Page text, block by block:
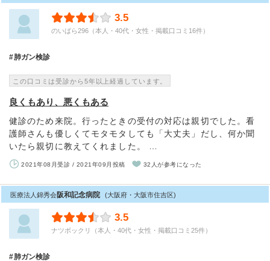
3.5
のいばら296（本人・40代・女性・掲載口コミ16件）
肺ガン検診
この口コミは受診から5年以上経過しています。
良くもあり、悪くもある
健診のため来院。行ったときの受付の対応は親切でした。看
護師さんも優しくてモタモタしても「大丈夫」だし、何か聞
いたら親切に教えてくれました。 …
2021年08月受診 / 2021年09月投稿 32人が参考になった
医療法人錦秀会阪和記念病院 (大阪府・大阪市住吉区)
3.5
ナツボックリ（本人・40代・女性・掲載口コミ25件）
肺ガン検診